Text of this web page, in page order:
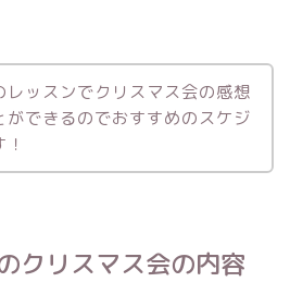
レッスンでクリスマス会の感想
ができるのでおすすめのスケジ
クリスマス会の内容